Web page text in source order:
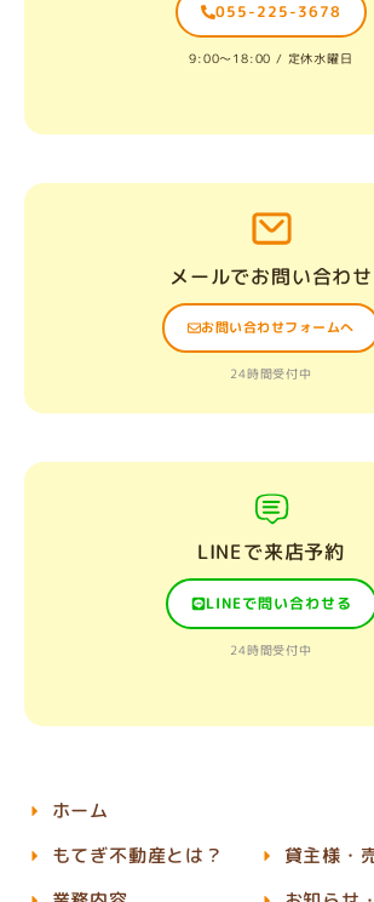
055-225-3678
9:00〜18:00 / 定休水曜日
メールでお問い合わせ
お問い合わせフォームへ
24時間受付中
LINEで来店予約
LINEで問い合わせる
24時間受付中
ホーム
もてぎ不動産とは？
貸主様・